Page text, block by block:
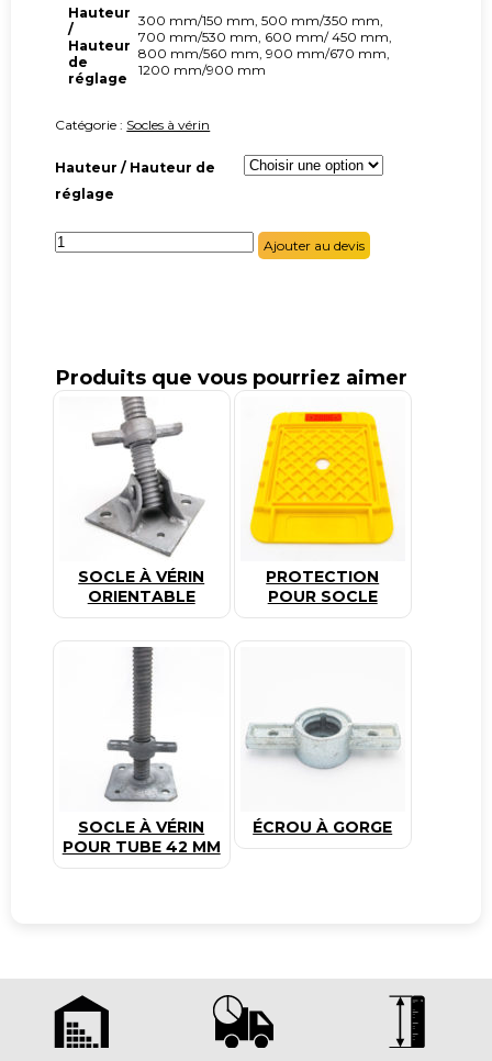
Hauteur
/
Hauteur
de
réglage
300 mm/150 mm, 500 mm/350 mm,
700 mm/530 mm, 600 mm/ 450 mm,
800 mm/560 mm, 900 mm/670 mm,
1200 mm/900 mm
Catégorie : Socles à vérin
Hauteur / Hauteur de
réglage
quantité
de
mm
Ajouter au devis
Produits que vous pourriez aimer
SOCLE À VÉRIN
ORIENTABLE
PROTECTION
POUR SOCLE
SOCLE À VÉRIN
POUR TUBE 42 MM
ÉCROU À GORGE